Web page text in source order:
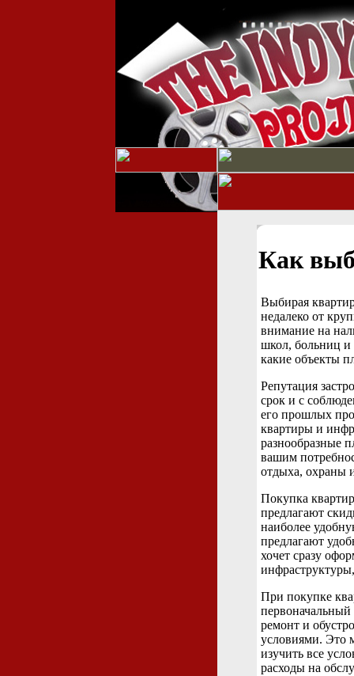
Как
Выбирая
недалеко от
внимание на
школ, больниц и
какие объекты
Репутация
срок и с
его прошлых
квартиры и
разнообразные
вашим
отдыха, охраны
Покупка
предлагают
наиболее
предлагают
хочет сразу
При покупке
ремонт и
условиями. Это
изучить все
расходы на